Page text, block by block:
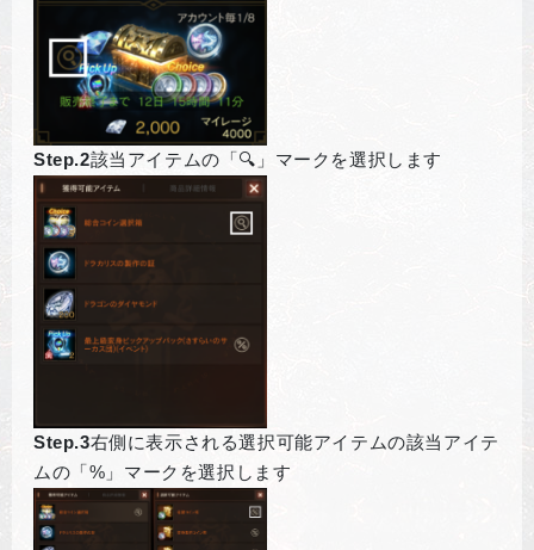
Step.2該当アイテムの「🔍」マークを選択します
Step.3右側に表示される選択可能アイテムの該当アイテ
ムの「%」マークを選択します